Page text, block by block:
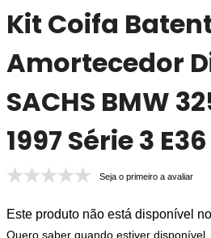
Kit Coifa
Amortecedor
SACHS BMW
1997 Série 3 E36
Seja o primeiro a avaliar
Este produto não está disponível
Quero saber quando estiver disponível